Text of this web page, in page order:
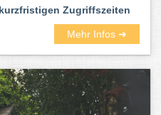
Zugriffszeiten
Mehr Infos ➜